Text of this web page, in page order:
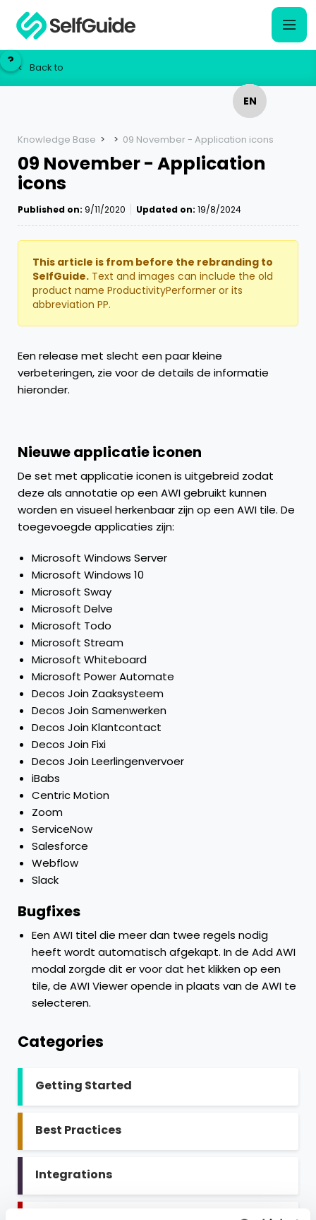
NL
EN
?
NL
EN
? < Back to
Knowledge Base > > 09 November - Application icons
09 November - Application
icons
Published on: 9/11/2020 Updated on: 19/8/2024
This article is from before the rebranding to
SelfGuide. Text and images can include the old
product name ProductivityPerformer or its
abbreviation PP.
Een release met slecht een paar kleine
verbeteringen, zie voor de details de informatie
hieronder.
Nieuwe applicatie iconen
De set met applicatie iconen is uitgebreid zodat
deze als annotatie op een AWI gebruikt kunnen
worden en visueel herkenbaar zijn op een AWI tile. De
toegevoegde applicaties zijn:
Microsoft Windows Server
Microsoft Windows 10
Microsoft Sway
Microsoft Delve
Microsoft Todo
Microsoft Stream
Microsoft Whiteboard
Microsoft Power Automate
Decos Join Zaaksysteem
Decos Join Samenwerken
Decos Join Klantcontact
Decos Join Fixi
Decos Join Leerlingenvervoer
iBabs
Centric Motion
Zoom
ServiceNow
Salesforce
Webflow
Slack
Bugfixes
Een AWI titel die meer dan twee regels nodig
heeft wordt automatisch afgekapt. In de Add AWI
modal zorgde dit er voor dat het klikken op een
tile, de AWI Viewer opende in plaats van de AWI te
selecteren.
Categories
Getting Started
Best Practices
Integrations